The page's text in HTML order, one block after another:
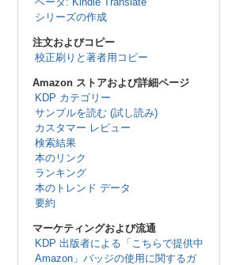
シリーズの作成
注文およびコピー
校正刷りと著者用コピー
Amazon ストアおよび詳細ページ
KDP カテゴリー
サンプルを読む (試し読み)
カスタマー レビュー
検索結果
本のリンク
ランキング
本のトレンド データ
要約
マーケティングおよび流通
KDP 出版者による「こちらで提供中
Amazon」バッジの使用に関するガ